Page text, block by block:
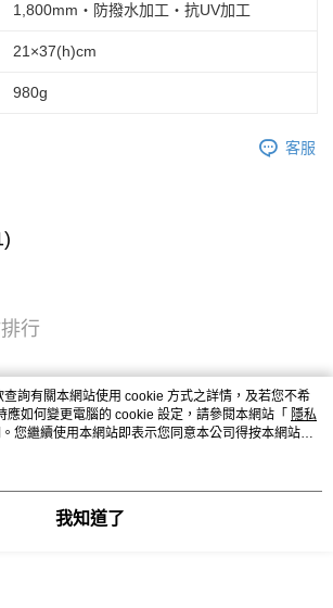
1,800mm・防撥水加工・抗UV加工
21×37(h)cm
980g
客服
行
詢有關本網站使用 cookie 方式之詳情，及若您不希
應如何變更電腦的 cookie 設定，請參閱本網站「 隱私
您繼續使用本網站即表示您同意本公司得按本網站使
cookie。
我知道了